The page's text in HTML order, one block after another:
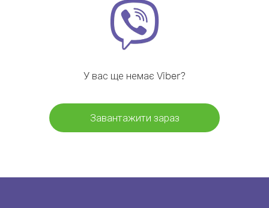
У вас ще немає Viber?
Завантажити зараз